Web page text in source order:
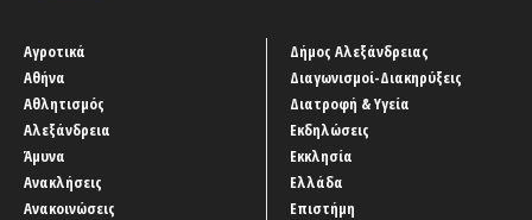
Αγροτικά
Αθήνα
Αθλητισμός
Αλεξάνδρεια
Άμυνα
Ανακλήσεις
Ανακοινώσεις
Δήμος Αλεξάνδρειας
Διαγωνισμοί-Διακηρύξεις
Διατροφή & Υγεία
Εκδηλώσεις
Εκκλησία
Ελλάδα
Επιστήμη